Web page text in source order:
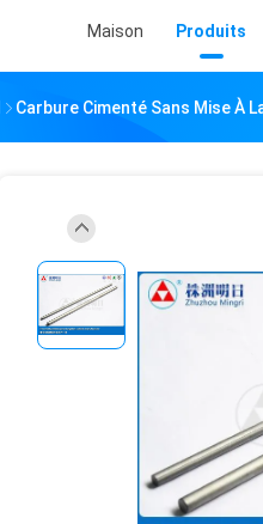
Maison Produits
Carbure Cimenté Sans Mise À